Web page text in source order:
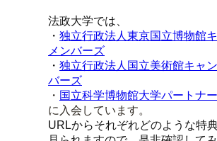
法政大学では、
・ 独立行政法人東京国立博物館
メンバーズ
・ 独立行政法人国立美術館キャ
バーズ
・ 国立科学博物館大学パートナ
に入会しています。
URLからそれぞれどのような特